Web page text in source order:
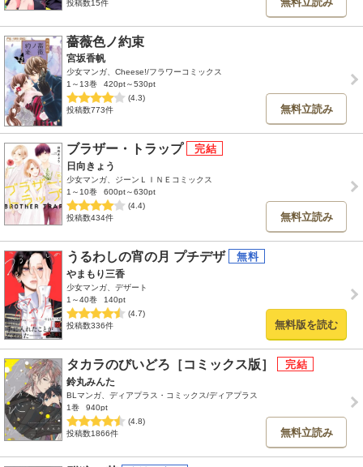
投稿数15件
薔薇色ノ約束
宮坂香帆
少女マンガ、Cheese!/フラワーコミックス
1～13巻
420pt～530pt
(4.3)
投稿数773件
無料立読み
ブラザー・トラップ
日向きょう
少女マンガ、ジーンＬＩＮＥコミックス
1～10巻
600pt～630pt
(4.4)
投稿数434件
無料立読み
うるわしの宵の月 プチデザ
やまもり三香
少女マンガ、デザート
1～40巻
140pt
(4.7)
投稿数336件
無料版を読む
タカラのびいどろ［コミックス版］
鈴丸みんた
BLマンガ、ディアプラス・コミックス/ディアプラス
1巻
940pt
(4.8)
投稿数1866件
無料立読み